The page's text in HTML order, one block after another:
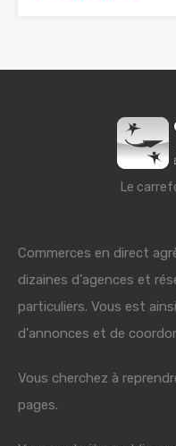
Le
Commerces en direct
dizaines d'agences et
particuliers. Vous est
d'annonces et de
Vous cherchez à
pages.